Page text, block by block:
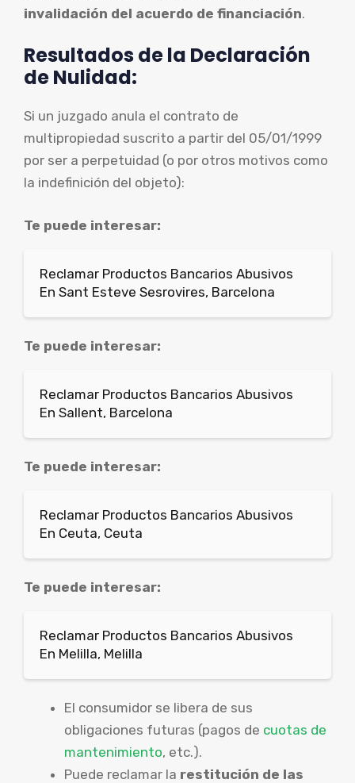
invalidación del acuerdo de financiación.
Resultados de la Declaración
de Nulidad:
Si un juzgado anula el contrato de
multipropiedad suscrito a partir del 05/01/1999
por ser a perpetuidad (o por otros motivos como
la indefinición del objeto):
Te puede interesar:
Reclamar Productos Bancarios Abusivos
En Sant Esteve Sesrovires, Barcelona
Te puede interesar:
Reclamar Productos Bancarios Abusivos
En Sallent, Barcelona
Te puede interesar:
Reclamar Productos Bancarios Abusivos
En Ceuta, Ceuta
Te puede interesar:
Reclamar Productos Bancarios Abusivos
En Melilla, Melilla
El consumidor se libera de sus
obligaciones futuras (pagos de cuotas de
mantenimiento, etc.).
Puede reclamar la restitución de las